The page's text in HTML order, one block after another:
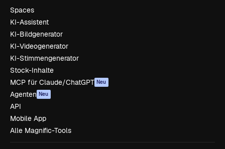
Spaces
KI-Assistent
KI-Bildgenerator
KI-Videogenerator
KI-Stimmengenerator
Stock-Inhalte
MCP für Claude/ChatGPT Neu
Agenten Neu
API
Mobile App
Alle Magnific-Tools